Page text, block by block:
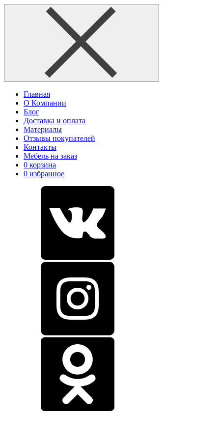
Главная
О Компании
Блог
Доставка и оплата
Материалы
Отзывы покупателей
Контакты
Мебель на заказ
0 корзина
0 избранное